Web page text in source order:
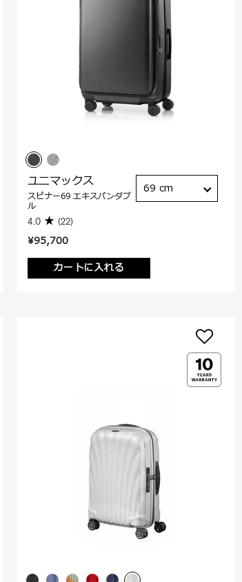
¥95,700
カートに入れる
ユニマックス
スピナー69 エキスパンダブ
ル
4.0 (22)
69 cm